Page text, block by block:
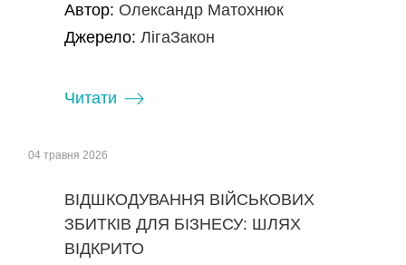
Автор: Олександр Матохнюк
Джерело:ЛігаЗакон
Читати
04 травня 2026
ВІДШКОДУВАННЯ ВІЙСЬКОВИХ
ЗБИТКІВ ДЛЯ БІЗНЕСУ: ШЛЯХ
ВІДКРИТО